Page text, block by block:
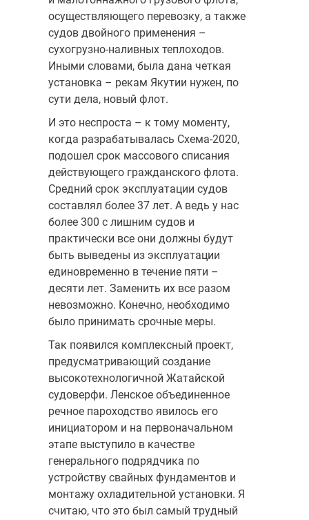
осуществляющего перевозку, а также
судов двойного применения –
сухогрузно-наливных теплоходов.
Иными словами, была дана четкая
установка – рекам Якутии нужен, по
сути дела, новый флот.
И это неспроста – к тому моменту,
когда разрабатывалась Схема-2020,
подошел срок массового списания
действующего гражданского флота.
Средний срок эксплуатации судов
составлял более 37 лет. А ведь у нас
более 300 с лишним судов и
практически все они должны будут
быть выведены из эксплуатации
единовременно в течение пяти –
десяти лет. Заменить их все разом
невозможно. Конечно, необходимо
было принимать срочные меры.
Так появился комплексный проект,
предусматривающий создание
высокотехнологичной Жатайской
судоверфи. Ленское объединенное
речное пароходство явилось его
инициатором и на первоначальном
этапе выступило в качестве
генерального подрядчика по
устройству свайных фундаментов и
монтажу охладительной установки. Я
считаю, что это был самый трудный